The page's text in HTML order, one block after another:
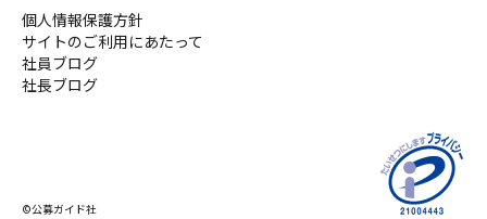
個人情報保護方針
サイトのご利用にあたって
社員ブログ
社長ブログ
©公募ガイド社